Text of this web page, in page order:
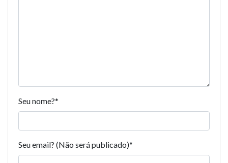
Seu nome?*
Seu email? (Não será publicado)*